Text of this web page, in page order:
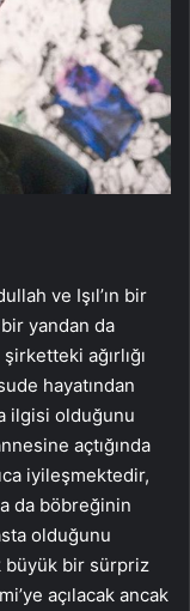
ve Işıl’ın bir
yandan da
ağırlığı
hayatından
ilgisi olduğunu
açtığında
iyileşmektedir,
da böbreğinin
olduğunu
büyük bir sürpriz
açılacak ancak